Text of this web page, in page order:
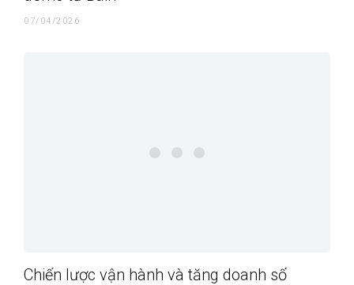
07/04/2026
Chiến lược vận hành và tăng doanh số